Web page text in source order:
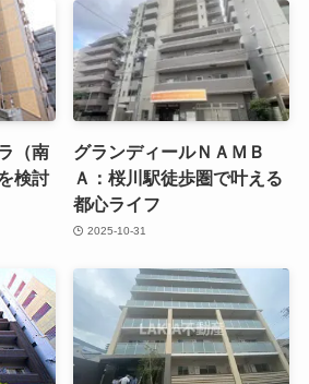
（南
検討
グランディールＮＡＭＢ
Ａ：桜川駅徒歩圏で叶える
都心ライフ
2025-10-31